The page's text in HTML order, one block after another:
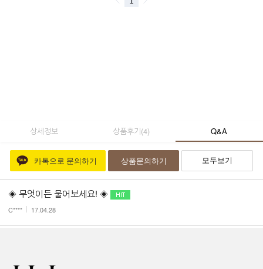
상세정보 상품후기(4) Q&A
카톡으로 문의하기 상품문의하기 모두보기
◈ 무엇이든 물어보세요! ◈
C**** 17.04.28